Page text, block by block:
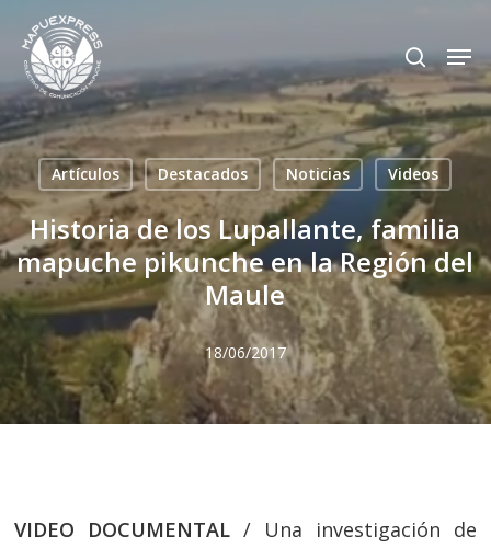
main
content
search
Artículos Destacados Noticias Videos
Historia de los Lupallante, familia
mapuche pikunche en la Región del
Maule
18/06/2017
VIDEO DOCUMENTAL / Una investigación de
Close
Menu